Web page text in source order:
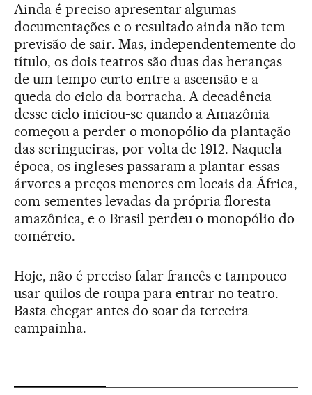
Ainda é preciso apresentar algumas
documentações e o resultado ainda não tem
previsão de sair. Mas, independentemente do
título, os dois teatros são duas das heranças
de um tempo curto entre a ascensão e a
queda do ciclo da borracha. A decadência
desse ciclo iniciou-se quando a Amazônia
começou a perder o monopólio da plantação
das seringueiras, por volta de 1912. Naquela
época, os ingleses passaram a plantar essas
árvores a preços menores em locais da África,
com sementes levadas da própria floresta
amazônica, e o Brasil perdeu o monopólio do
comércio.
Hoje, não é preciso falar francês e tampouco
usar quilos de roupa para entrar no teatro.
Basta chegar antes do soar da terceira
campainha.